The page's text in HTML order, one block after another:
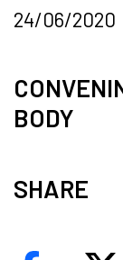
24/06/2020
BODY
SHARE